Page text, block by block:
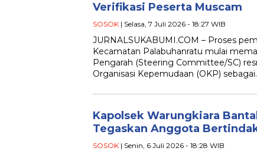
Verifikasi Peserta Muscam
SOSOK | Selasa, 7 Juli 2026 - 18:27 WIB
JURNALSUKABUMI.COM – Proses
Kecamatan Palabuhanratu mulai
Pengarah (Steering Committee/SC)
Organisasi Kepemudaan (OKP)
Kapolsek Warungkiara
Tegaskan Anggota
SOSOK | Senin, 6 Juli 2026 - 18:28 WIB